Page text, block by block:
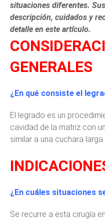
situaciones diferentes.
descripción, cuidados y
detalle en este artículo.
GENERALES
¿En qué consiste el
El legrado es un
cavidad de la matriz con
similar a una cuchara larga.
¿En cuáles situaciones
Se recurre a esta cirugía